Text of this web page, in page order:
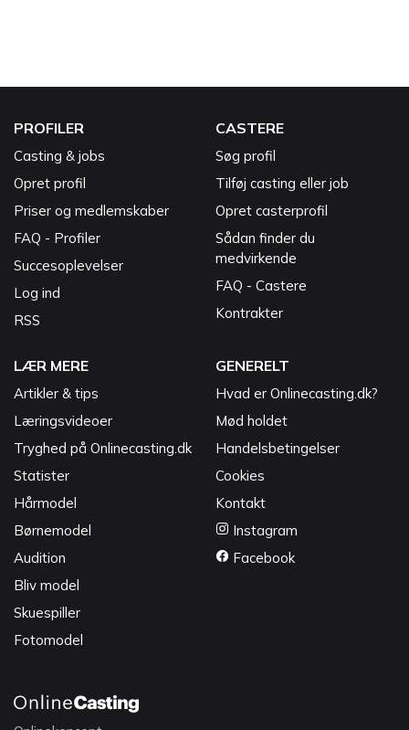
PROFILER
Casting & jobs
Opret profil
Priser og medlemskaber
FAQ - Profiler
Succesoplevelser
Log ind
RSS
CASTERE
Søg profil
Tilføj casting eller job
Opret casterprofil
Sådan finder du
medvirkende
FAQ - Castere
Kontrakter
LÆR MERE
Artikler & tips
Læringsvideoer
Tryghed på Onlinecasting.dk
Statister
Hårmodel
Børnemodel
Audition
Bliv model
Skuespiller
Fotomodel
GENERELT
Hvad er Onlinecasting.dk?
Mød holdet
Handelsbetingelser
Cookies
Kontakt
Instagram
Facebook